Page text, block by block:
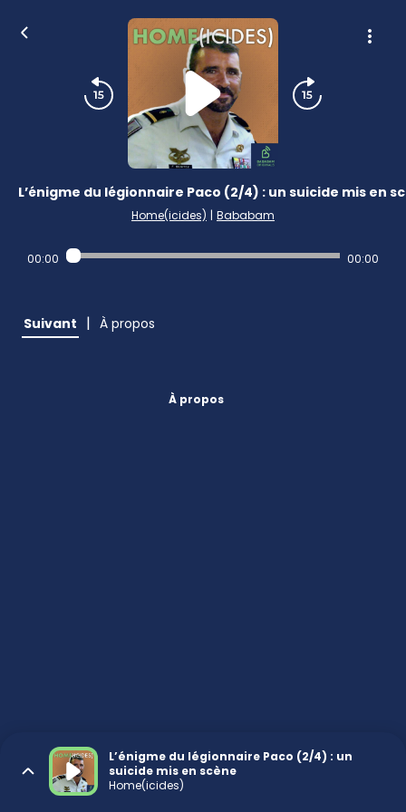
L’énigme du légionnaire Paco (2/4) : un suicide mis en
Home(icides) | Bababam
00:00 00:00
Suivant | À propos
À propos
L’énigme du légionnaire Paco (2/4) : un
suicide mis en scène
Home(icides)